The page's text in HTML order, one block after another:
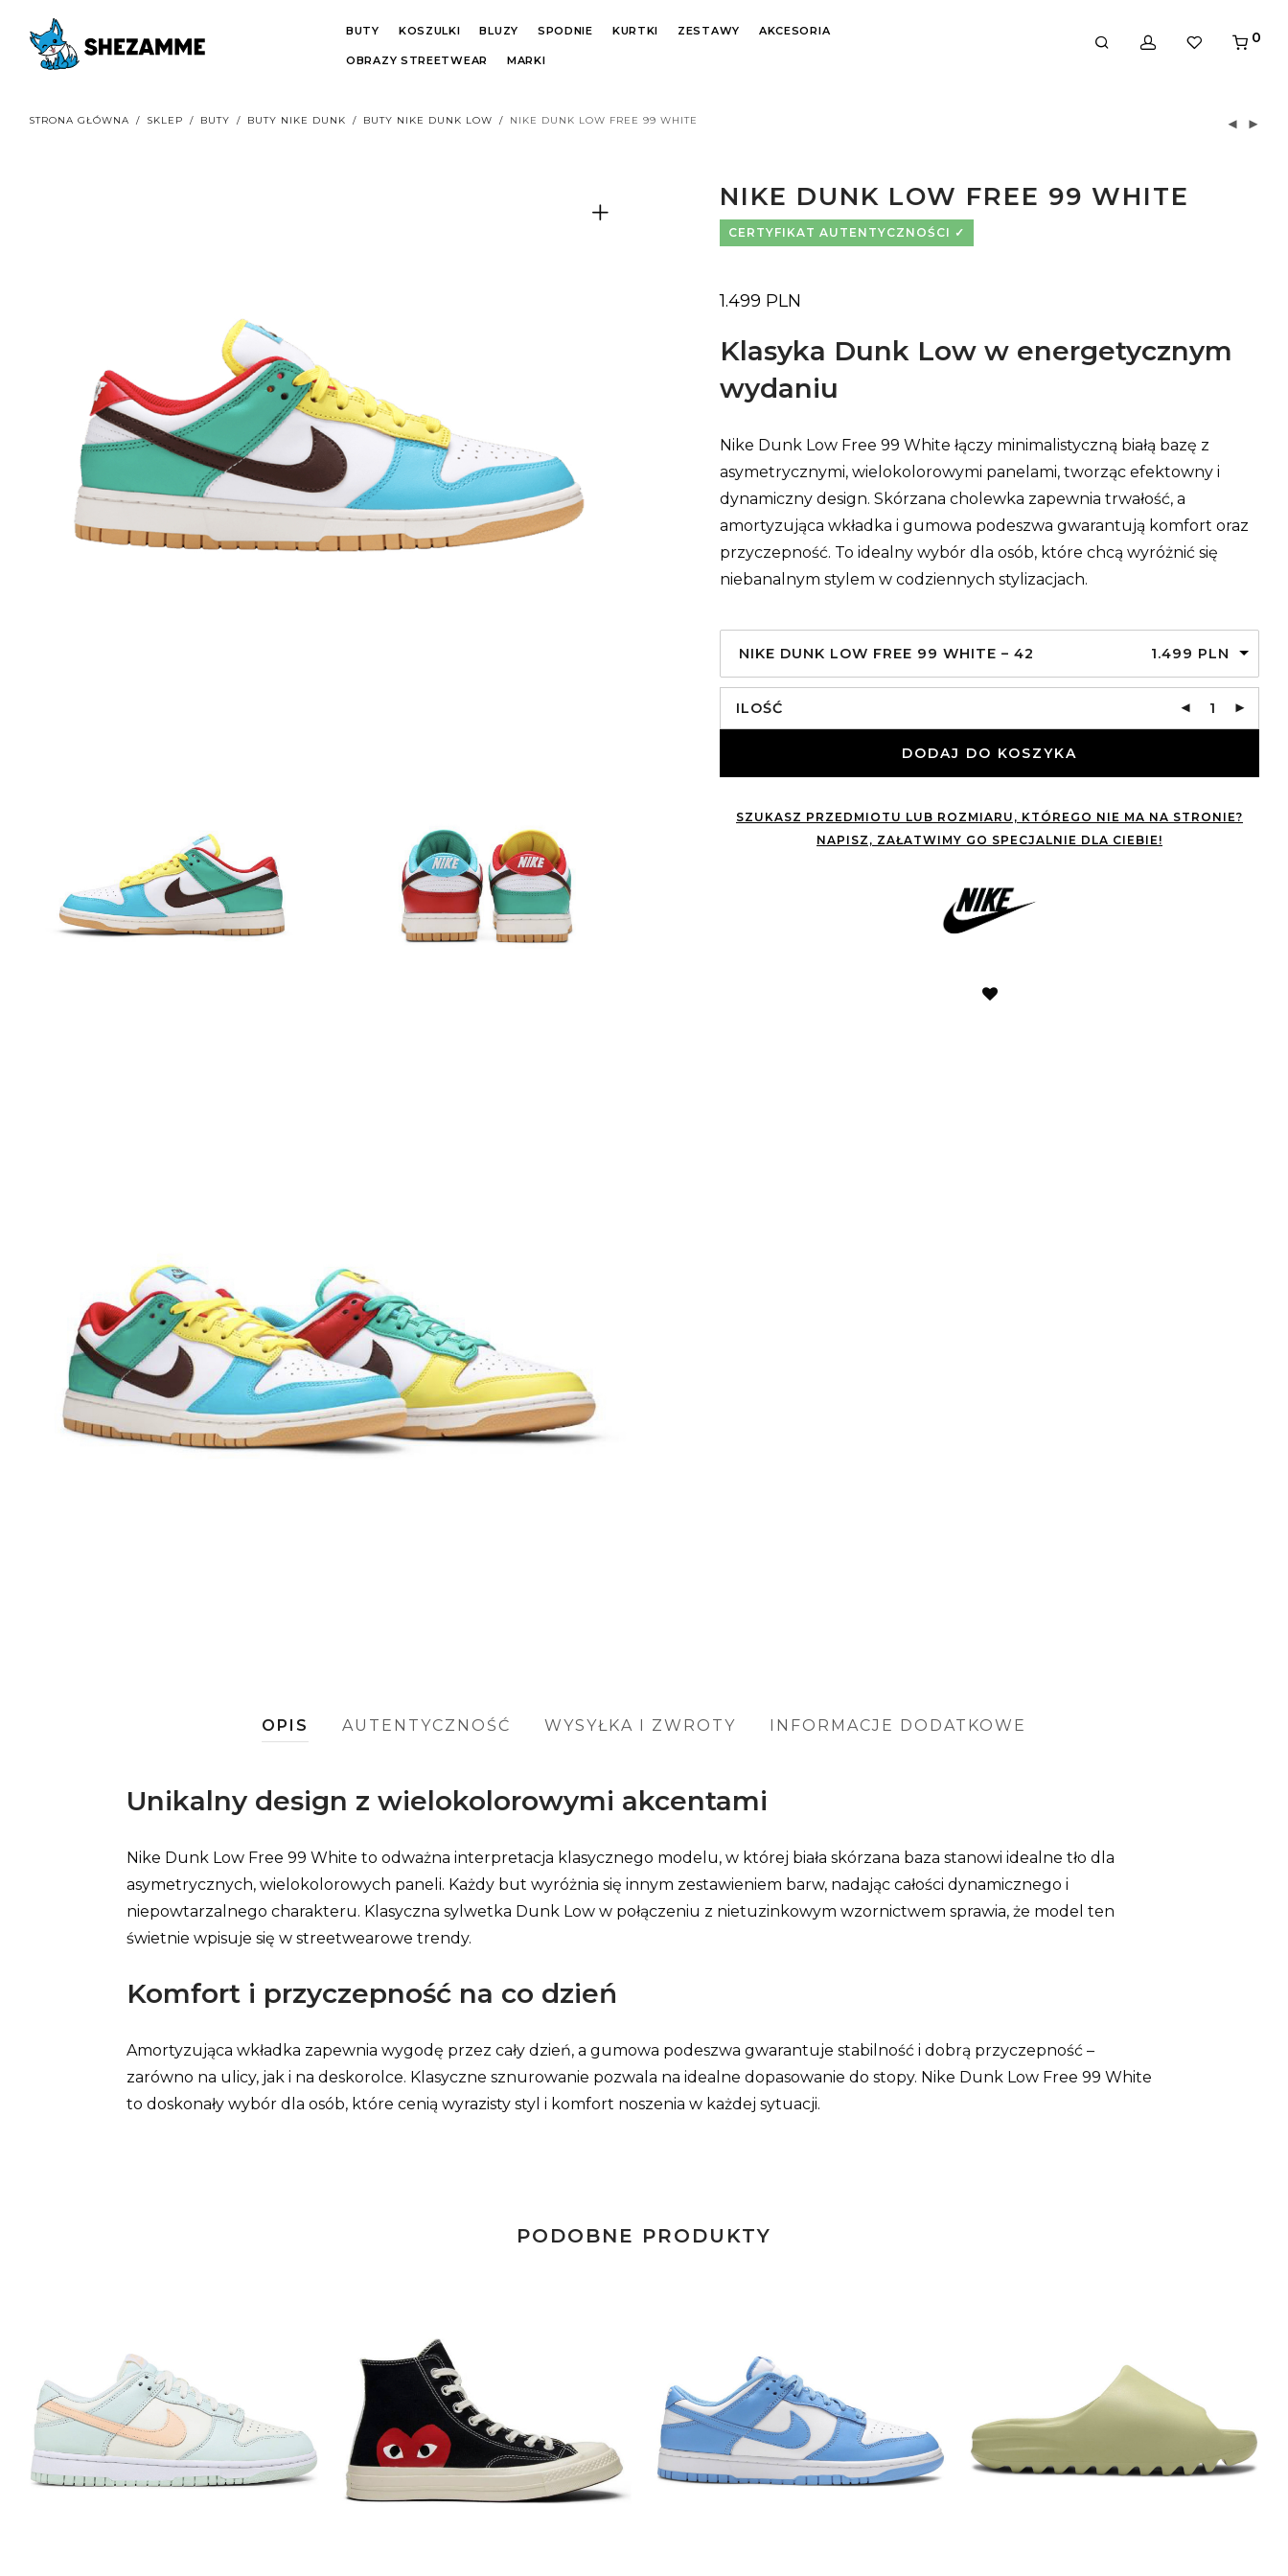
BUTY KOSZULKI BLUZY SPODNIE KURTKI ZESTAWY AKCESORIA
OBRAZY STREETWEAR MARKI
0
STRONA GŁÓWNA / SKLEP / BUTY / BUTY NIKE DUNK / BUTY NIKE DUNK LOW / NIKE DUNK LOW FREE 99 WHITE
NIKE DUNK LOW FREE 99 WHITE
CERTYFIKAT AUTENTYCZNOŚCI
1.499 PLN
Klasyka Dunk Low w energetycznym
wydaniu
Nike Dunk Low Free 99 White łączy minimalistyczną białą bazę z
asymetrycznymi, wielokolorowymi panelami, tworząc efektowny i
dynamiczny design. Skórzana cholewka zapewnia trwałość, a
amortyzująca wkładka i gumowa podeszwa gwarantują komfort oraz
przyczepność. To idealny wybór dla osób, które chcą wyróżnić się
niebanalnym stylem w codziennych stylizacjach.
NIKE DUNK LOW FREE 99 WHITE – 42 1.499 PLN
ILOŚĆ
DODAJ DO KOSZYKA
SZUKASZ PRZEDMIOTU LUB ROZMIARU, KTÓREGO NIE MA NA STRONIE?
NAPISZ, ZAŁATWIMY GO SPECJALNIE DLA CIEBIE!
OPIS AUTENTYCZNOŚĆ WYSYŁKA I ZWROTY INFORMACJE DODATKOWE
Unikalny design z wielokolorowymi akcentami
Nike Dunk Low Free 99 White to odważna interpretacja klasycznego modelu, w której biała skórzana baza stanowi idealne tło dla
asymetrycznych, wielokolorowych paneli. Każdy but wyróżnia się innym zestawieniem barw, nadając całości dynamicznego i
niepowtarzalnego charakteru. Klasyczna sylwetka Dunk Low w połączeniu z nietuzinkowym wzornictwem sprawia, że model ten
świetnie wpisuje się w streetwearowe trendy.
Komfort i przyczepność na co dzień
Amortyzująca wkładka zapewnia wygodę przez cały dzień, a gumowa podeszwa gwarantuje stabilność i dobrą przyczepność –
zarówno na ulicy, jak i na deskorolce. Klasyczne sznurowanie pozwala na idealne dopasowanie do stopy. Nike Dunk Low Free 99 White
to doskonały wybór dla osób, które cenią wyrazisty styl i komfort noszenia w każdej sytuacji.
PODOBNE PRODUKTY